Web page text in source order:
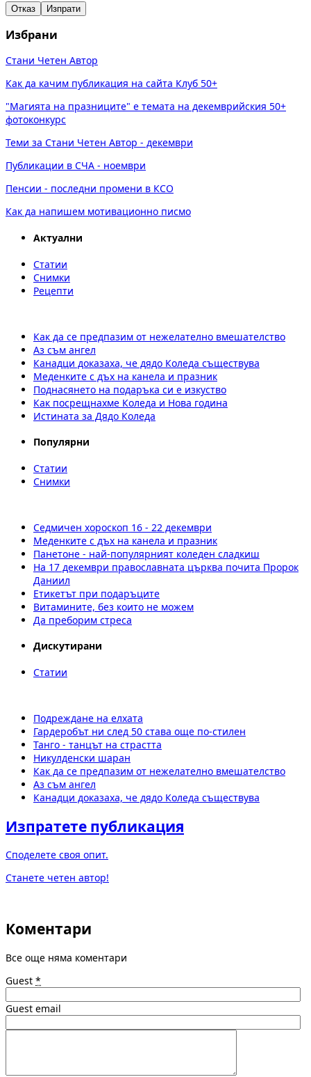
Отказ Изпрати
Избрани
Стани Четен Автор
Как да качим публикация на сайта Клуб 50+
"Магията на празниците" е темата на декемврийския 50+
фотоконкурс
Теми за Стани Четен Автор - декември
Публикации в СЧА - ноември
Пенсии - последни промени в КСО
Как да напишем мотивационно писмо
Актуални
Статии
Снимки
Рецепти
Как да се предпазим от нежелателно вмешателство
Аз съм ангел
Канадци доказаха, че дядо Коледа съществува
Меденките с дъх на канела и празник
Поднасянето на подаръка си е изкуство
Как посрещнахме Коледа и Нова година
Истината за Дядо Коледа
Популярни
Статии
Снимки
Седмичен хороскоп 16 - 22 декември
Меденките с дъх на канела и празник
Панетоне - най-популярният коледен сладкиш
На 17 декември православната църква почита Пророк
Даниил
Етикетът при подаръците
Витамините, без които не можем
Да преборим стреса
Дискутирани
Статии
Подреждане на елхата
Гардеробът ни след 50 става още по-стилен
Танго - танцът на страстта
Никулденски шаран
Как да се предпазим от нежелателно вмешателство
Аз съм ангел
Канадци доказаха, че дядо Коледа съществува
Изпратете публикация
Споделете своя опит.
Станете четен автор!
Коментари
Все още няма коментари
Guest *
Guest email